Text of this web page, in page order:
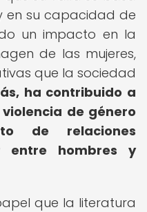
en su capacidad de
un impacto en la
de las mujeres,
que la sociedad
ha contribuido a
de género
de relaciones
entre hombres y
que la literatura